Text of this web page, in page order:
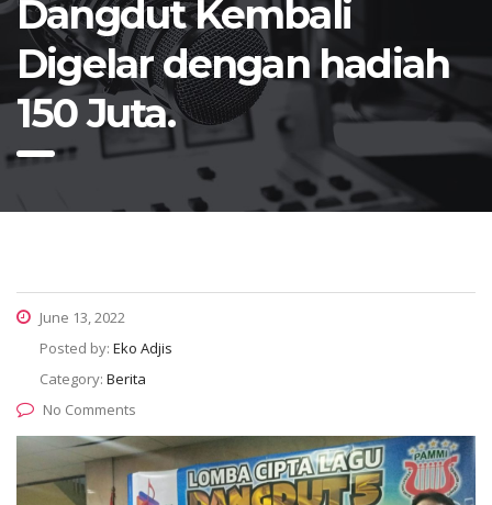
Dangdut Kembali
Digelar dengan hadiah
150 Juta.
June 13, 2022
Posted by: Eko Adjis
Category: Berita
No Comments